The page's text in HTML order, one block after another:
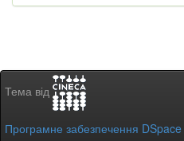
Тема від
Програмне забезпечення DSpace